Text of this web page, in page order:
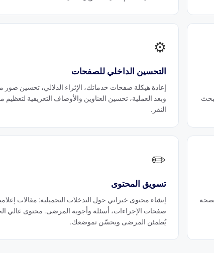
⚙️
التحسين الداخلي للصفحات
إعادة هيكلة صفحات خدماتك، الإثراء الدلالي، تحسين صور
وبعد العملية، تحسين العناوين والأوصاف التعريفية لتعظيم
النقر.
✏️
تسويق المحتوى
إنشاء محتوى خبراتي حول التدخلات التجميلية: مقالات
صفحات الإجراءات، أسئلة وأجوبة المرضى. محتوى عالي
يُطمئن المرضى ويحسّن تموضعك.